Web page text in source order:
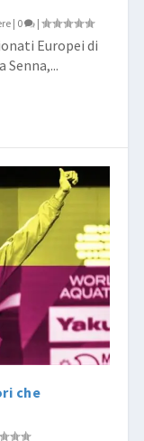
| 0 |
Europei di
Senna,...
che